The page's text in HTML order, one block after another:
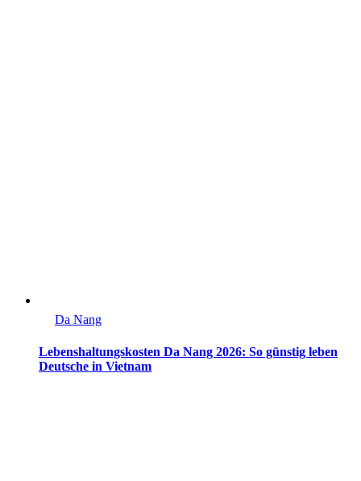
Da Nang
Lebenshaltungskosten Da Nang 2026: So günstig leben
Deutsche in Vietnam